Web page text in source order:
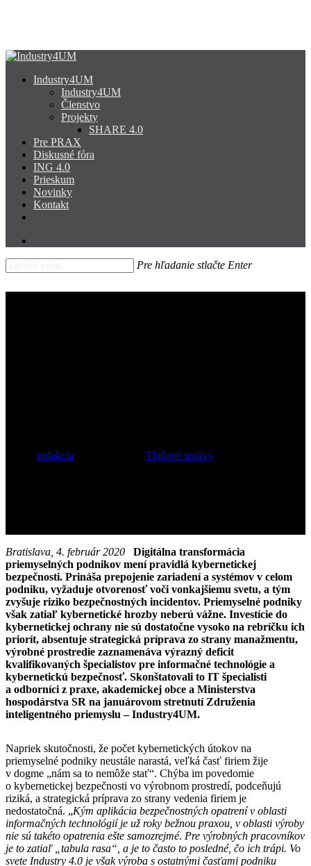
content
search
Menu
Industry4UM
Industry4UM
Členstvo
Projekty
SHARE 4.0
Pre PRAX
Diskusné fóra
ING 4.0
Prieskum
Novinky
Kontakt
Pre hľadanie stlačte Enter
Search
redakcia Tlačové správy
Bratislava, 4. február 2020 Digitálna transformácia
priemyselných podnikov mení pravidlá kybernetickej
bezpečnosti. Prináša prepojenie zariadení a systémov v celom
podniku, vyžaduje otvorenosť voči vonkajšiemu svetu, a tým
zvyšuje riziko bezpečnostných incidentov. Priemyselné podniky
však zatiaľ kybernetické hrozby neberú vážne. Investície do
kybernetickej ochrany nie sú dostatočne vysoko na rebríčku ich
priorít, absentuje strategická príprava zo strany manažmentu,
výrobné prostredie zaznamenáva výrazný deficit
kvalifikovaných špecialistov pre informačné technológie a
kybernetickú bezpečnosť. Skonštatovali to IT špecialisti
a odborníci z praxe, akademickej obce a Ministerstva
hospodárstva SR na januárovom stretnutí Združenia
inteligentného priemyslu – Industry4UM.
Napriek skutočnosti, že počet kybernetických útokov na
priemyselné podniky neustále narastá, veľká časť firiem žije
v dogme „nám sa to nemôže stať“. Chýba im povedomie
o kybernetickej bezpečnosti vo výrobnom prostredí, podceňujú
riziká, a strategická príprava zo strany vedenia firiem je
nedostatočná. „Kým aplikácia bezpečnostných opatrení v oblasti
informačných technológií je už roky bežnou praxou, v oblasti výroby
nie sú takéto opatrenia ešte samozrejmé. Pre výrobných pracovníkov
je to zatiaľ „tabula rasa“, a je to často to posledné, čo ich trápi. Vo
svete Industry 4.0 je však výroba s ostatnými časťami podniku
Menu